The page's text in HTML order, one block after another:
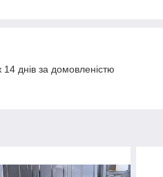
днів за домовленістю